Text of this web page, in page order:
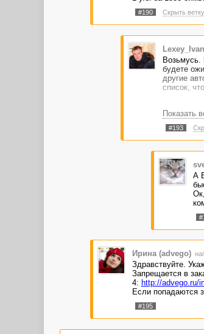
#190 Скрыть ветку
Возьмусь.
будете
другие
список,
Показать
#193
А
Ирина (advego)
Здравствуйте.
Запрещается в
4: http://advego.ru/
Если попадаются
#195